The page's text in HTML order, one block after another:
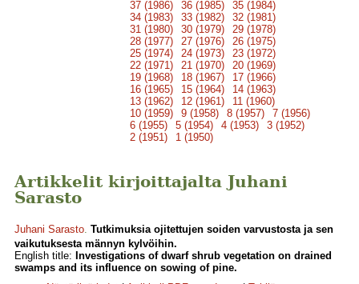
37 (1986)
36 (1985)
35 (1984)
34 (1983)
33 (1982)
32 (1981)
31 (1980)
30 (1979)
29 (1978)
28 (1977)
27 (1976)
26 (1975)
25 (1974)
24 (1973)
23 (1972)
22 (1971)
21 (1970)
20 (1969)
19 (1968)
18 (1967)
17 (1966)
16 (1965)
15 (1964)
14 (1963)
13 (1962)
12 (1961)
11 (1960)
10 (1959)
9 (1958) 8 (1957)
7 (1956)
6 (1955)
5 (1954) 4 (1953)
3 (1952)
2 (1951)
1 (1950)
Artikkelit kirjoittajalta Juhani
Sarasto
Juhani Sarasto. Tutkimuksia ojitettujen soiden varvustosta ja sen
vaikutuksesta männyn kylvöihin.
English title: Investigations of dwarf shrub vegetation on drained
swamps and its influence on sowing of pine.